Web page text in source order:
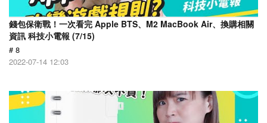
錢包保衛戰！一次看完 Apple BTS、M2 MacBook Air、換購相關
資訊 科技小電報 (7/15)
# 8
2022-07-14 12:03